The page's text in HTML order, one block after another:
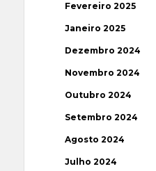
Fevereiro 2025
Janeiro 2025
Dezembro 2024
Novembro 2024
Outubro 2024
Setembro 2024
Agosto 2024
Julho 2024